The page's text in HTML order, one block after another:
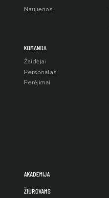
Naujienos
KOMANDA
Žaidėjai
Personalas
Perėjimai
AKADEMIJA
ŽIŪROVAMS